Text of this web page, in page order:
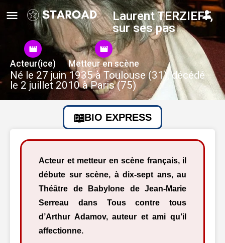
Laurent TERZIEFF,
sur ses pas
Acteur(ice) Metteur en scène
Né le 27 juin 1935 à Toulouse (31), décédé
le 2 juillet 2010 à Paris (75)
BIO EXPRESS
Acteur et metteur en scène français, il
débute sur scène, à dix-sept ans, au
Théâtre de Babylone de Jean-Marie
Serreau dans Tous contre tous
d’Arthur Adamov, auteur et ami qu’il
affectionne.